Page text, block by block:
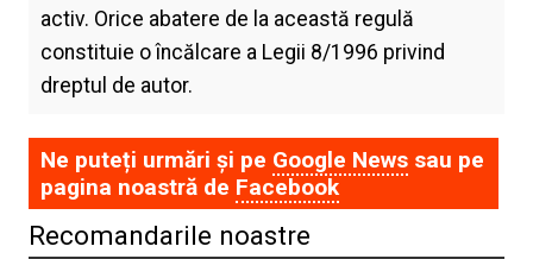
activ. Orice abatere de la această regulă
constituie o încălcare a Legii 8/1996 privind
dreptul de autor.
Ne puteți urmări și pe Google Newssau pe
pagina noastră de Facebook
Recomandarile noastre